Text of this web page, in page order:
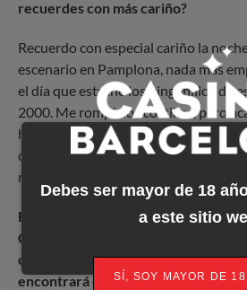
recuerdes con más cariño?
Recuerdo con especial cariño la
escenario en Pamplona, nada más
el día que estrené los pinganillos de
2000. Me rompí dos costillas, pero
hombros como los toreros. El trato
cuerpo técnico y mis músicos fue
momento inolvidable por muchas
Es la primera vez que actuarás en el
Casino Barcelona. ¿Qué te parece el
cena+concierto en acústico y qué
encontrará el público?
Debes ser mayor de 18
a este sitio
SÍ, SOY MAYOR DE